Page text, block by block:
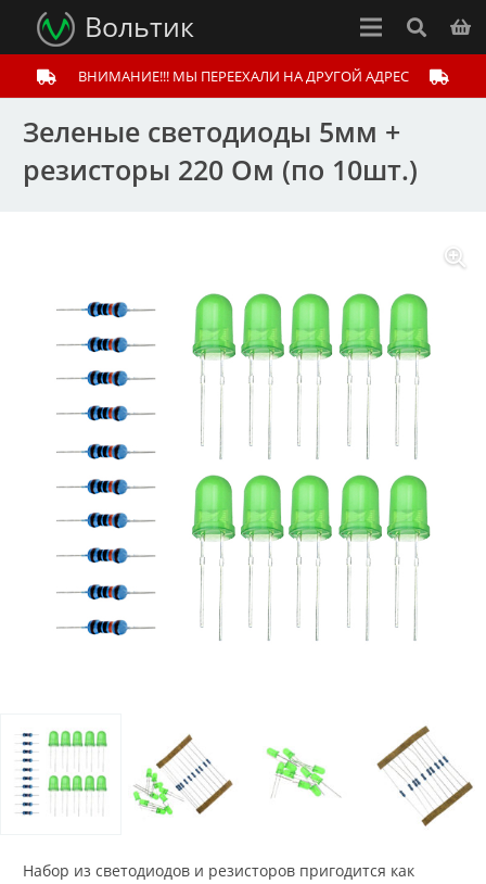
Вольтик
ВНИМАНИЕ!!! МЫ ПЕРЕЕХАЛИ НА ДРУГОЙ АДРЕС
Зеленые светодиоды 5мм +
резисторы 220 Ом (по 10шт.)
Набор из светодиодов и резисторов пригодится как